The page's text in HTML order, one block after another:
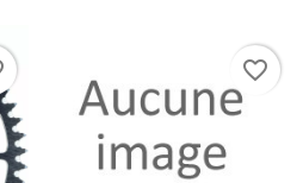
favorite_border